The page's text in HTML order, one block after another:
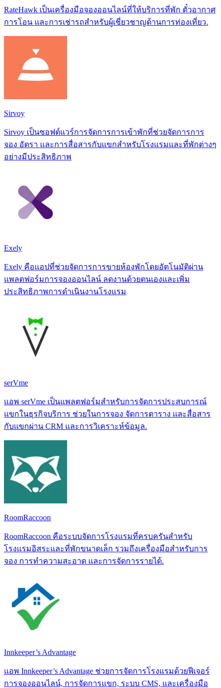
RateHawk เป็นเครื่องมือจองออนไลน์ที่ให้บริการที่พัก ตั๋วอากาศ
การโอน และการเช่ารถสำหรับผู้เชี่ยวชาญด้านการท่องเที่ยว.
Sirvoy
Sirvoy เป็นซอฟต์แวร์การจัดการการเข้าพักที่ช่วยจัดการการ
จอง อัตรา และการสื่อสารกับแขกสำหรับโรงแรมและที่พักต่างๆ
อย่างมีประสิทธิภาพ
Exely
Exely คือแอปที่ช่วยจัดการการขายห้องพักโดยอัตโนมัติผ่าน
แพลตฟอร์มการจองออนไลน์ ลดงานด้วยตนเองและเพิ่ม
ประสิทธิภาพการดำเนินงานโรงแรม
serVme
แอพ serVme เป็นแพลตฟอร์มสำหรับการจัดการประสบการณ์
แขกในธุรกิจบริการ ช่วยในการจอง จัดการตาราง และสื่อสาร
กับแขกผ่าน CRM และการวิเคราะห์ข้อมูล.
RoomRaccoon
RoomRaccoon คือระบบจัดการโรงแรมที่ครบครันสำหรับ
โรงแรมอิสระและที่พักขนาดเล็ก รวมถึงเครื่องมือสำหรับการ
จอง การทำความสะอาด และการจัดการรายได้.
Innkeeper’s Advantage
แอพ Innkeeper’s Advantage ช่วยการจัดการโรงแรมด้วยฟีเจอร์
การจองออนไลน์, การจัดการแขก, ระบบ CMS, และเครื่องมือ